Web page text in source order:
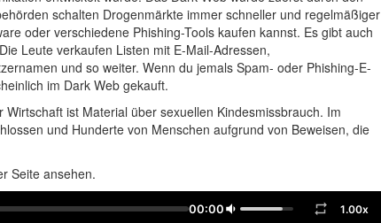
schalten Drogenmärkte immer schneller und regelmäßiger
oder verschiedene Phishing-Tools kaufen kannst. Es gibt auch
Leute verkaufen Listen mit E-Mail-Adressen,
und so weiter. Wenn du jemals Spam- oder Phishing-E-
im Dark Web gekauft.
ist Material über sexuellen Kindesmissbrauch. Im
und Hunderte von Menschen aufgrund von Beweisen, die
Seite ansehen.
00:00 1.00x